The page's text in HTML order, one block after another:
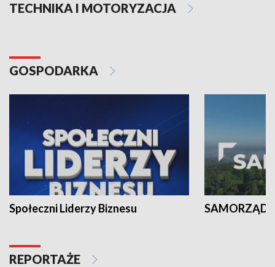
TECHNIKA I MOTORYZACJA
GOSPODARKA
Społeczni Liderzy Biznesu SAMORZĄD
REPORTAŻE